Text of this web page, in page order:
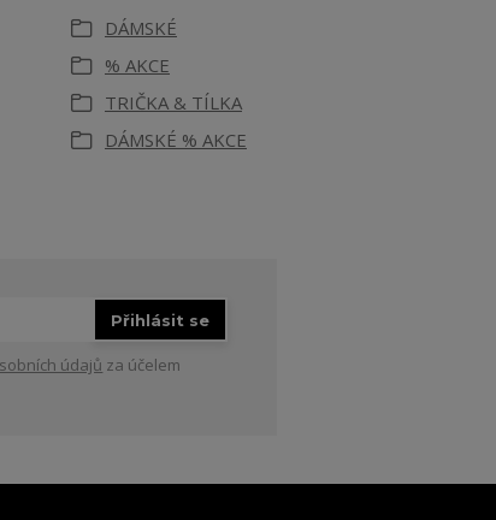
DÁMSKÉ
% AKCE
TRIČKA & TÍLKA
DÁMSKÉ % AKCE
Přihlásit se
údajů za účelem